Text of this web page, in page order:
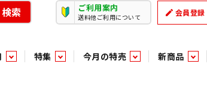
検索 ご利用案内
送料他ご利用について create 会員登録
特集 今月の特売 新商品